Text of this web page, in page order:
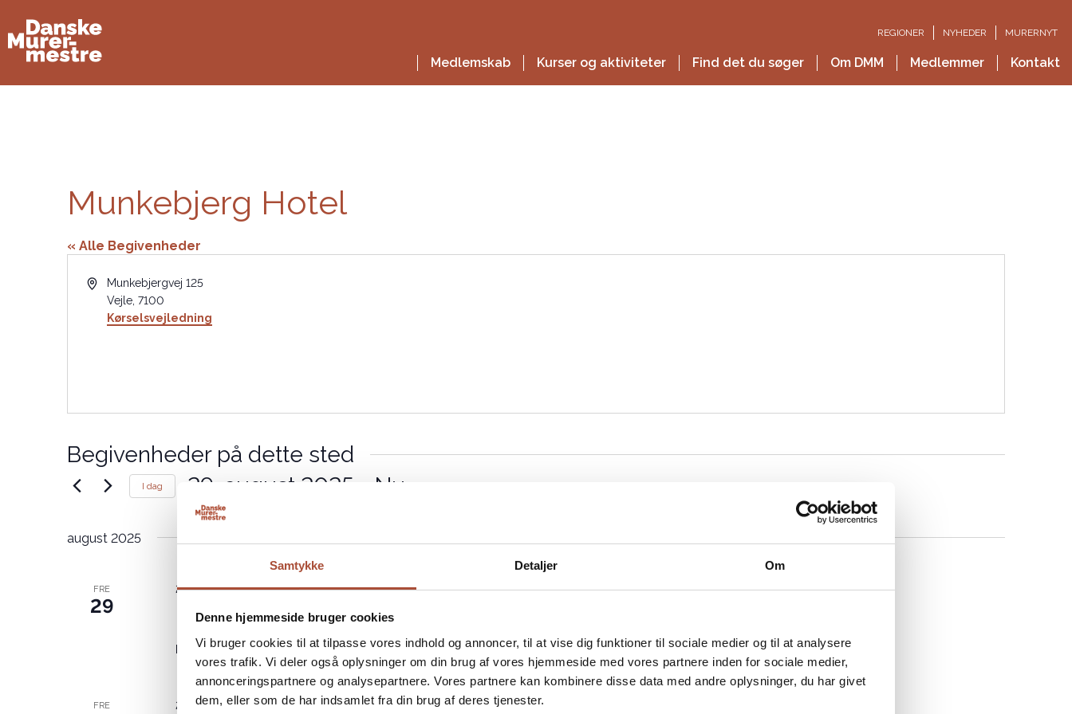
Samtykke Detaljer Om
Denne hjemmeside bruger cookies
Vi bruger cookies til at tilpasse vores indhold og annoncer, til at vise dig funktioner til sociale medier og til at analysere
vores trafik. Vi deler også oplysninger om din brug af vores hjemmeside med vores partnere inden for sociale medier,
annonceringspartnere og analysepartnere. Vores partnere kan kombinere disse data med andre oplysninger, du har givet
dem, eller som de har indsamlet fra din brug af deres tjenester.
REGIONER NYHEDER MURERNYT
Medlemskab Kurser og aktiviteter Find det du søger Om DMM Medlemmer Kontakt
Munkebjerg Hotel
« Alle Begivenheder
AdresseMunkebjergvej 125
Vejle 7100
Kørselsvejledning
Begivenheder på dette sted
I dag 29, august 2025 Nu
Vælg
dato.
august 2025
FRE
29 Medlemsmøde Danske Murermestre
29, august 2025
Munkebjerg HotelMunkebjergvej 125, Vejle
FRE 29, august 2025